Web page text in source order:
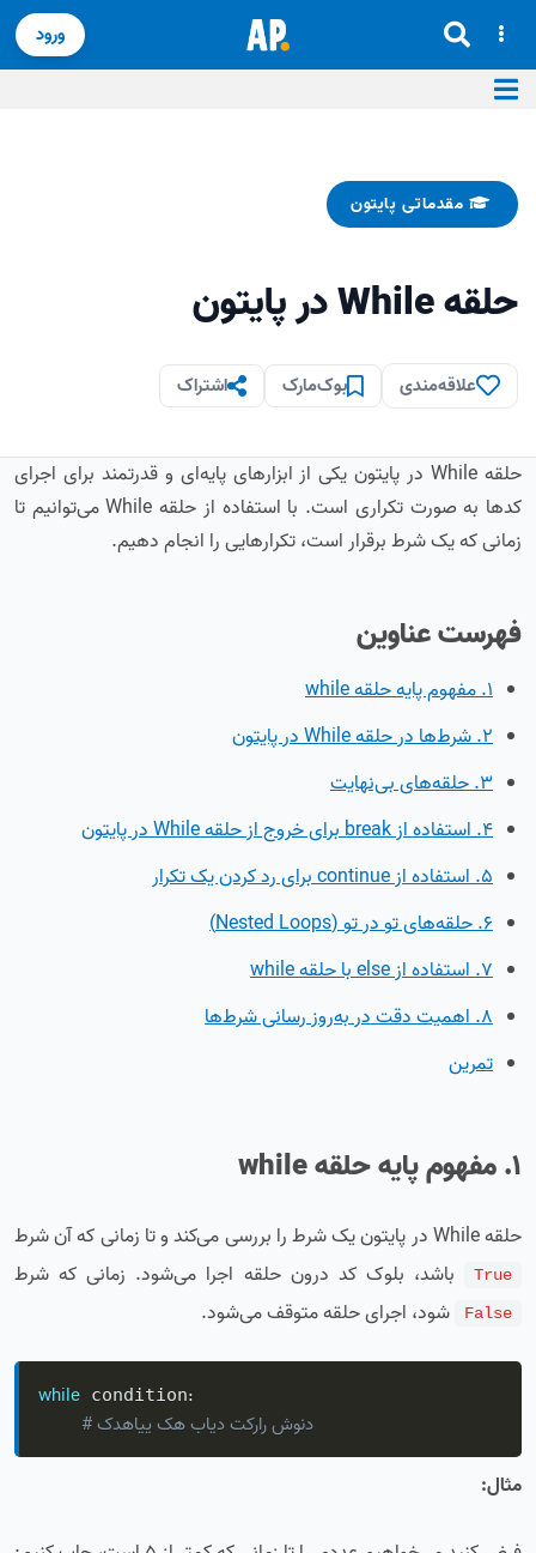
ورود
مقدماتی پایتون
حلقه While در پایتون
علاقه‌مندی بوک‌مارک اشتراک
حلقه While در پایتون یکی از ابزارهای پایه‌ای و قدرتمند برای اجرای
کدها به صورت تکراری است. با استفاده از حلقه While می‌توانیم تا
زمانی که یک شرط برقرار است، تکرارهایی را انجام دهیم.
فهرست عناوین
1. مفهوم پایه حلقه while
2. شرط‌ها در حلقه While در پایتون
3. حلقه‌های بی‌نهایت
4. استفاده از break برای خروج از حلقه While در پایتون
5. استفاده از continue برای رد کردن یک تکرار
6. حلقه‌های تو در تو (Nested Loops)
7. استفاده از else با حلقه while
8. اهمیت دقت در به‌روز رسانی شرط‌ها
تمرین
1. مفهوم پایه حلقه while
حلقه While در پایتون یک شرط را بررسی می‌کند و تا زمانی که آن شرط
True باشد، بلوک کد درون حلقه اجرا می‌شود. زمانی که شرط
False شود، اجرای حلقه متوقف می‌شود.
while condition:
# کدهایی که باید تکرار شوند
مثال: